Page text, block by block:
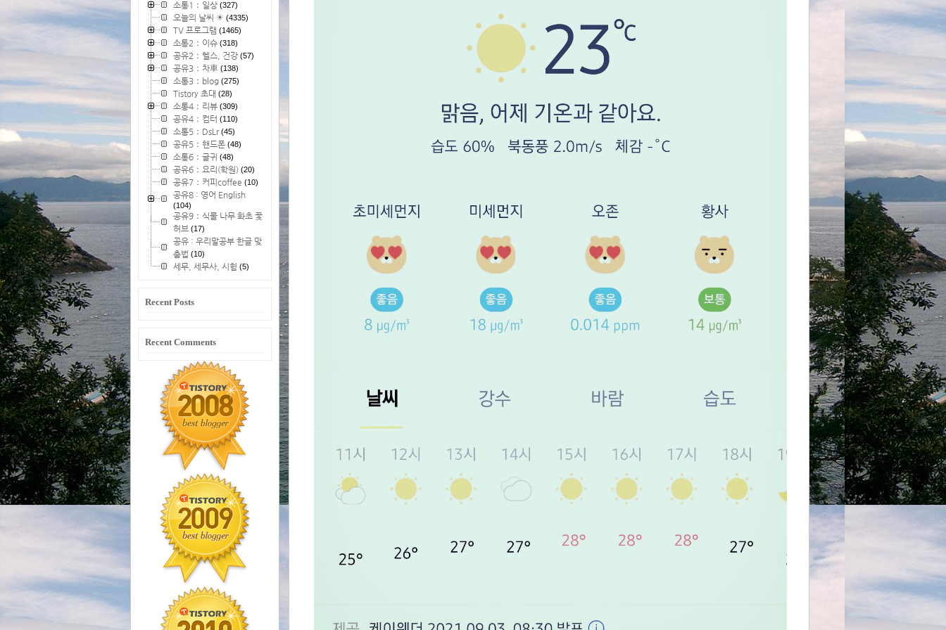
소통1：일상(327)
오늘의 날씨 ☀ (4335)
TV 프로그램 (1465)
소통2：이슈(318)
공유2：헬스, 건강(57)
공유3：차車(138)
소통3：blog(275)
Tistory 초대 (28)
소통4：리뷰(309)
공유4：컴터 (110)
소통5：DsLr(45)
공유5：핸드폰(48)
소통6：글귀 (48)
공유6：요리(학원)(20)
공유7：커피coffee (10)
공유8 : 영어 English
(104)
공유9：식물 나무 화초 꽃
허브 (17)
공유 : 우리말공부 한글 맞
춤법 (10)
세무, 세무사, 시험 (5)
Recent Posts
Recent Comments